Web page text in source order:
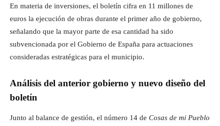
En materia de inversiones, el boletín cifra en 11 millones de
euros la ejecución de obras durante el primer año de gobierno,
señalando que la mayor parte de esa cantidad ha sido
subvencionada por el Gobierno de España para actuaciones
consideradas estratégicas para el municipio.
Análisis del anterior gobierno y nuevo diseño del
boletín
Junto al balance de gestión, el número 14 de Cosas de mi Pueblo